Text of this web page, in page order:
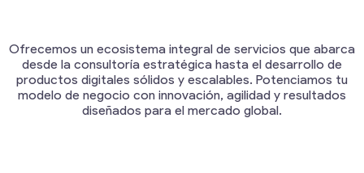
Ofrecemos un ecosistema integral de servicios que abarca
desde la consultoría estratégica hasta el desarrollo de
productos digitales sólidos y escalables. Potenciamos tu
modelo de negocio con innovación, agilidad y resultados
diseñados para el mercado global.